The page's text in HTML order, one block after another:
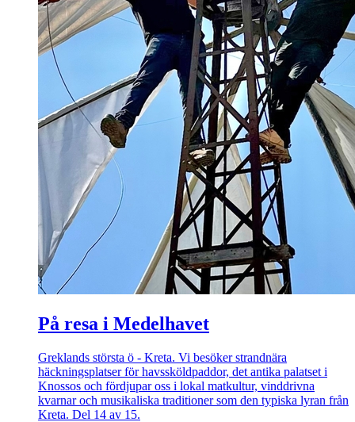
På resa i Medelhavet
Greklands största ö - Kreta. Vi besöker strandnära
häckningsplatser för havssköldpaddor, det antika palatset i
Knossos och fördjupar oss i lokal matkultur, vinddrivna
kvarnar och musikaliska traditioner som den typiska lyran från
Kreta. Del 14 av 15.